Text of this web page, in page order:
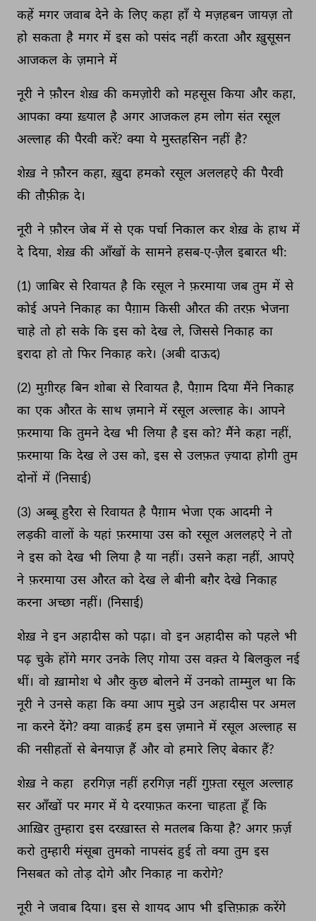
कहें मगर जवाब देने के लिए कहा हाँ ये मज़हबन जायज़ तो
हो सकता है मगर में इस को पसंद नहीं करता और ख़ुसूसन
आजकल के ज़माने में
नूरी ने फ़ौरन शेख़ की कमज़ोरी को महसूस किया और कहा,
आपका क्या ख़्याल है अगर आजकल हम लोग संत रसूल
अल्लाह की पैरवी करें? क्या ये मुस्तहसिन नहीं है?
शेख़ ने फ़ौरन कहा, ख़ुदा हमको रसूल अललहऐ की पैरवी
की तौफ़ीक़ दे।
नूरी ने फ़ौरन जेब में से एक पर्चा निकाल कर शेख़ के हाथ में
दे दिया, शेख़ की आँखों के सामने हसब-ए-ज़ैल इबारत थी:
(1) जाबिर से रिवायत है कि रसूल ने फ़रमाया जब तुम में से
कोई अपने निकाह का पैग़ाम किसी औरत की तरफ़ भेजना
चाहे तो हो सके कि इस को देख ले, जिससे निकाह का
इरादा हो तो फिर निकाह करे। (अबी दाऊद)
(2) मुग़ीरह बिन शोबा से रिवायत है, पैग़ाम दिया मैंने निकाह
का एक औरत के साथ ज़माने में रसूल अल्लाह के। आपने
फ़रमाया कि तुमने देख भी लिया है इस को? मैंने कहा नहीं,
फ़रमाया कि देख ले उस को, इस से उलफ़त ज़्यादा होगी तुम
दोनों में (निसाई)
(3) अब्बू हुरैरा से रिवायत है पैग़ाम भेजा एक आदमी ने
लड़की वालों के यहां फ़रमाया उस को रसूल अललहऐ ने तो
ने इस को देख भी लिया है या नहीं। उसने कहा नहीं, आपऐ
ने फ़रमाया उस औरत को देख ले बीनी बग़ैर देखे निकाह
करना अच्छा नहीं। (निसाई)
शेख़ ने इन अहादीस को पढ़ा। वो इन अहादीस को पहले भी
पढ़ चुके होंगे मगर उनके लिए गोया उस वक़्त ये बिलकुल नई
थीं। वो ख़ामोश थे और कुछ बोलने में उनको ताम्मुल था कि
नूरी ने उनसे कहा कि क्या आप मुझे उन अहादीस पर अमल
ना करने देंगे? क्या वाक़ई हम इस ज़माने में रसूल अल्लाह स
की नसीहतों से बेनयाज़ हैं और वो हमारे लिए बेकार हैं?
शेख़ ने कहा हरगिज़ नहीं हरगिज़ नहीं गुफ़्ता रसूल अल्लाह
सर आँखों पर मगर में ये दरयाफ़त करना चाहता हूँ कि
आख़िर तुम्हारा इस दरख़ास्त से मतलब किया है? अगर फ़र्ज़
करो तुम्हारी मंसूबा तुमको नापसंद हुई तो क्या तुम इस
निसबत को तोड़ दोगे और निकाह ना करोगे?
नूरी ने जवाब दिया। इस से शायद आप भी इत्तिफ़ाक़ करेंगे